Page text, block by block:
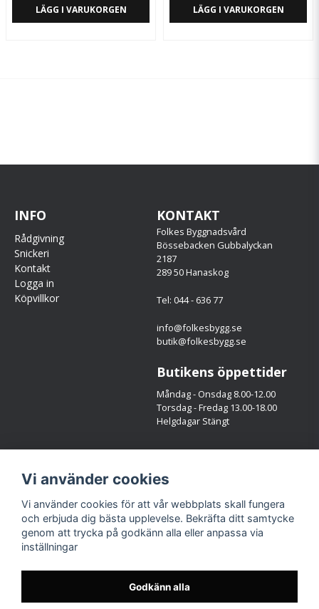
LÄGG I VARUKORGEN LÄGG I VARUKORGEN
INFO
Rådgivning
Snickeri
Kontakt
Logga in
Köpvillkor
KONTAKT
Folkes Byggnadsvård
Bössebacken Gubbalyckan
2187
289 50 Hanaskog
Tel: 044 - 636 77
info@folkesbygg.se
butik@folkesbygg.se
Butikens öppettider
Måndag - Onsdag 8.00-12.00
Torsdag - Fredag 13.00-18.00
Helgdagar Stängt
Facebook
Instagram
Vi använder cookies
Vi använder cookies för att vår webbplats skall fungera
och erbjuda dig bästa upplevelse. Bekräfta ditt samtycke
genom att trycka på godkänn alla eller anpassa via
inställningar
Godkänn alla